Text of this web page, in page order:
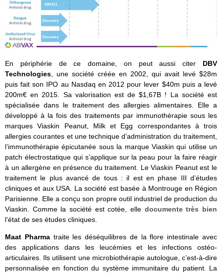
En périphérie de ce domaine, on peut aussi citer DBV
Technologies, une société créée en 2002, qui avait levé $28m
puis fait son IPO au Nasdaq en 2012 pour lever $40m puis a levé
200m€ en 2015. Sa valorisation est de $1,67B ! La société est
spécialisée dans le traitement des allergies alimentaires. Elle a
développé à la fois des traitements par immunothérapie sous les
marques Viaskin Peanut, Milk et Egg correspondantes à trois
allergies courantes et une technique d’administration du traitement,
l’immunothérapie épicutanée sous la marque Viaskin qui utilise un
patch électrostatique qui s’applique sur la peau pour la faire réagir
à un allergène en présence du traitement. Le Viaskin Peanut est le
traitement le plus avancé de tous : il est en phase III d’études
cliniques et aux USA. La société est basée à Montrouge en Région
Parisienne. Elle a conçu son propre outil industriel de production du
Viaskin. Comme la société est cotée, elle documente très bien
l’état de ses études cliniques.
Maat Pharma traite les déséquilibres de la flore intestinale avec
des applications dans les leucémies et les infections ostéo-
articulaires. Ils utilisent une microbiothérapie autologue, c’est-à-dire
personnalisée en fonction du système immunitaire du patient. La